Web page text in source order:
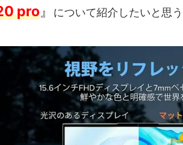
pro』 について紹介したいと思